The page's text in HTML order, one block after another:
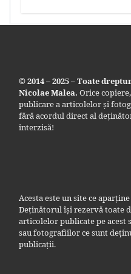
© 2014 – 2025 – Toate
Nicolae Malea. Orice
publicare a articolelor și
fără acordul direct al
interzisă!
Acesta este un site ce
Deținătorul își rezervă toate
articolelor publicate pe acest
sau fotografiilor ce sunt
publicații.